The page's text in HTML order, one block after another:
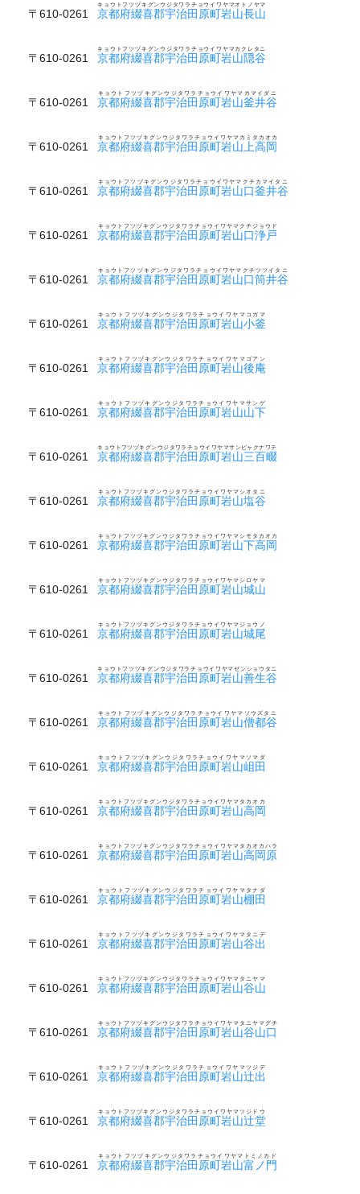
〒610-0261 京都府綴喜郡宇治田原町岩山長山
キョウトフツヅキグンウジタワラチョウイワヤマオトノヤマ
〒610-0261 京都府綴喜郡宇治田原町岩山隠谷
キョウトフツヅキグンウジタワラチョウイワヤマカクレタニ
〒610-0261 京都府綴喜郡宇治田原町岩山釜井谷
キョウトフツヅキグンウジタワラチョウイワヤマカマイダニ
〒610-0261 京都府綴喜郡宇治田原町岩山上高岡
キョウトフツヅキグンウジタワラチョウイワヤマカミタカオカ
〒610-0261 京都府綴喜郡宇治田原町岩山口釜井谷
キョウトフツヅキグンウジタワラチョウイワヤマクチカマイタニ
〒610-0261 京都府綴喜郡宇治田原町岩山口浄戸
キョウトフツヅキグンウジタワラチョウイワヤマクチジョウド
〒610-0261 京都府綴喜郡宇治田原町岩山口筒井谷
キョウトフツヅキグンウジタワラチョウイワヤマクチツツイタニ
〒610-0261 京都府綴喜郡宇治田原町岩山小釜
キョウトフツヅキグンウジタワラチョウイワヤマコガマ
〒610-0261 京都府綴喜郡宇治田原町岩山後庵
キョウトフツヅキグンウジタワラチョウイワヤマゴアン
〒610-0261 京都府綴喜郡宇治田原町岩山山下
キョウトフツヅキグンウジタワラチョウイワヤマサンゲ
〒610-0261 京都府綴喜郡宇治田原町岩山三百畷
キョウトフツヅキグンウジタワラチョウイワヤマサンビャクナワテ
〒610-0261 京都府綴喜郡宇治田原町岩山塩谷
キョウトフツヅキグンウジタワラチョウイワヤマシオタニ
〒610-0261 京都府綴喜郡宇治田原町岩山下高岡
キョウトフツヅキグンウジタワラチョウイワヤマシモタカオカ
〒610-0261 京都府綴喜郡宇治田原町岩山城山
キョウトフツヅキグンウジタワラチョウイワヤマシロヤマ
〒610-0261 京都府綴喜郡宇治田原町岩山城尾
キョウトフツヅキグンウジタワラチョウイワヤマジョウノ
〒610-0261 京都府綴喜郡宇治田原町岩山善生谷
キョウトフツヅキグンウジタワラチョウイワヤマゼンショウタニ
〒610-0261 京都府綴喜郡宇治田原町岩山僧都谷
キョウトフツヅキグンウジタワラチョウイワヤマソウズタニ
〒610-0261 京都府綴喜郡宇治田原町岩山岨田
キョウトフツヅキグンウジタワラチョウイワヤマソマダ
〒610-0261 京都府綴喜郡宇治田原町岩山高岡
キョウトフツヅキグンウジタワラチョウイワヤマタカオカ
〒610-0261 京都府綴喜郡宇治田原町岩山高岡原
キョウトフツヅキグンウジタワラチョウイワヤマタカオカハラ
〒610-0261 京都府綴喜郡宇治田原町岩山棚田
キョウトフツヅキグンウジタワラチョウイワヤマタナダ
〒610-0261 京都府綴喜郡宇治田原町岩山谷出
キョウトフツヅキグンウジタワラチョウイワヤマタニデ
〒610-0261 京都府綴喜郡宇治田原町岩山谷山
キョウトフツヅキグンウジタワラチョウイワヤマタニヤマ
〒610-0261 京都府綴喜郡宇治田原町岩山谷山口
キョウトフツヅキグンウジタワラチョウイワヤマタニヤマグチ
〒610-0261 京都府綴喜郡宇治田原町岩山辻出
キョウトフツヅキグンウジタワラチョウイワヤマツジデ
〒610-0261 京都府綴喜郡宇治田原町岩山辻堂
キョウトフツヅキグンウジタワラチョウイワヤマツジドウ
〒610-0261 京都府綴喜郡宇治田原町岩山富ノ門
キョウトフツヅキグンウジタワラチョウイワヤマトミノカド